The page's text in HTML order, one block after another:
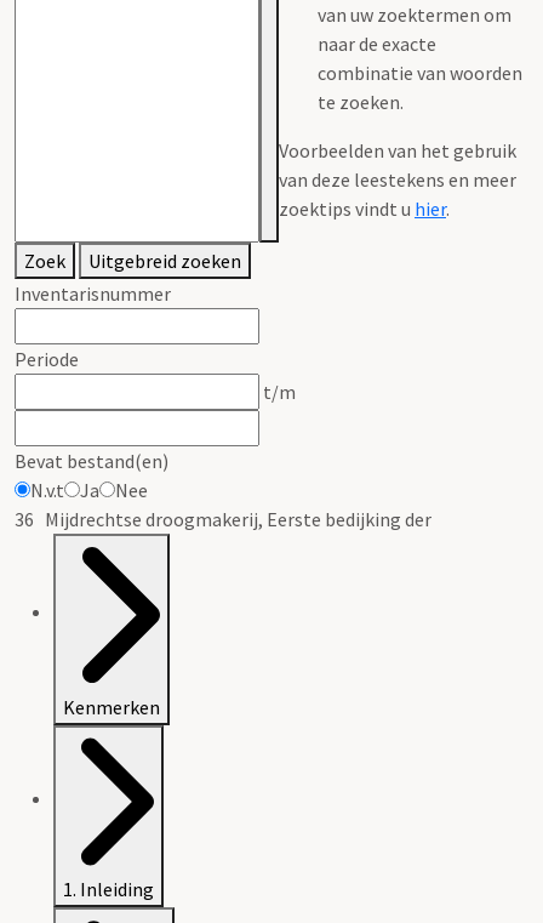
van uw zoektermen om
naar de exacte
combinatie van woorden
te zoeken.
Voorbeelden van het gebruik
van deze leestekens en meer
zoektips vindt u hier.
Zoek
Uitgebreid zoeken
Inventarisnummer
Periode
t/m
Bevat bestand(en)
N.v.t
Ja
Nee
36 Mijdrechtse droogmakerij, Eerste bedijking der
Kenmerken
1. Inleiding